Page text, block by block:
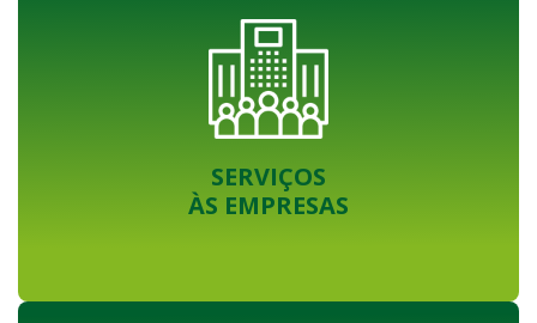
SERVIÇOS
ÀS EMPRESAS